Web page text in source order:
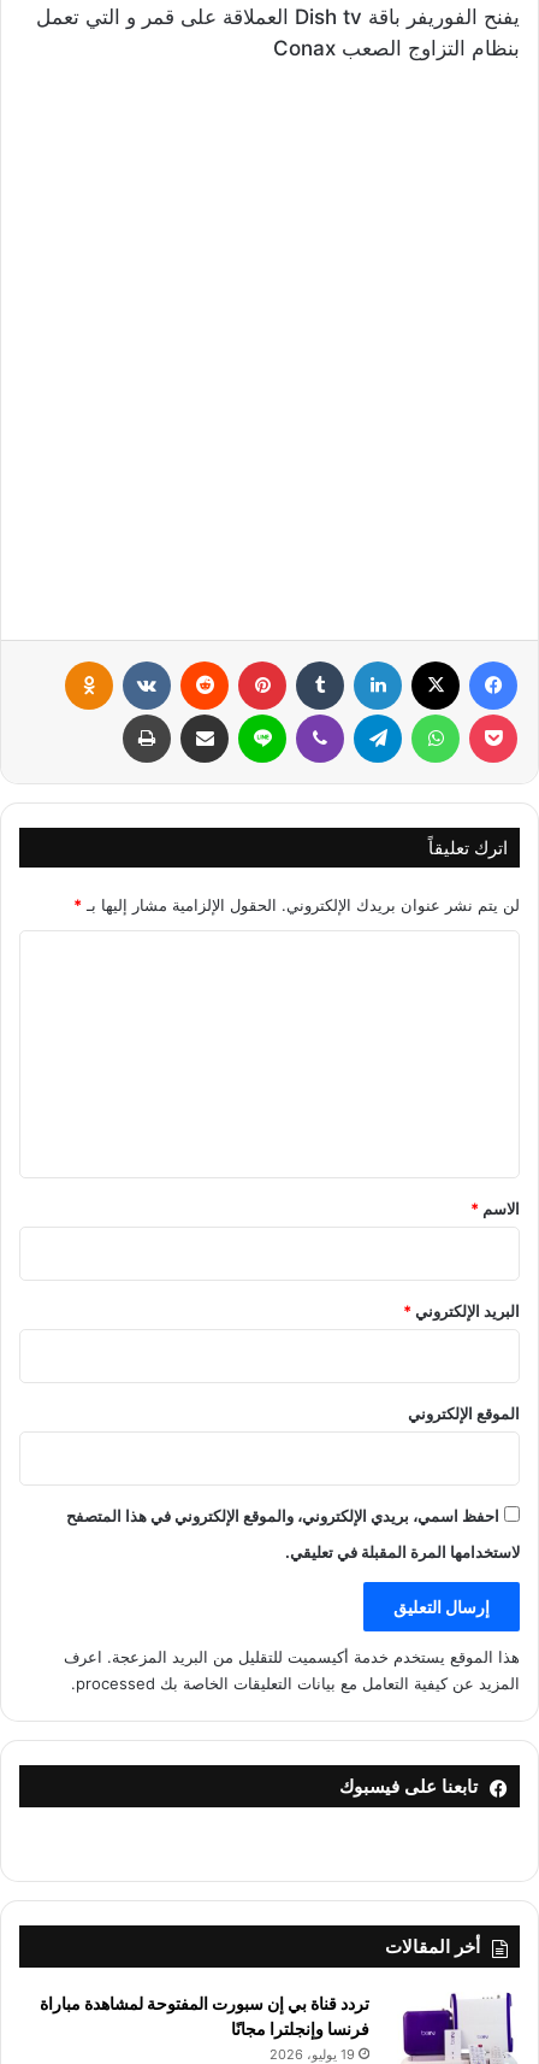
يفنح الفوريفر باقة Dish tv العملاقة على قمر و التي تعمل
بنظام التزاوج الصعب Conax
اترك تعليقاً
لن يتم نشر عنوان بريدك الإلكتروني. الحقول الإلزامية مشار إليها بـ *
*
الاسم *
البريد الإلكتروني*
الموقع الإلكتروني
احفظ اسمي، بريدي الإلكتروني، والموقع الإلكتروني في هذا المتصفح
لاستخدامها المرة المقبلة في تعليقي.
هذا الموقع يستخدم خدمة أكيسميت للتقليل من البريد المزعجة. اعرف
المزيد عن كيفية التعامل مع بيانات التعليقات الخاصة بك processed
.
تابعنا على فيسبوك
أخر المقالات
تردد قناة بي إن سبورت المفتوحة لمشاهدة مباراة
فرنسا وإنجلترا مجانًا
19 يوليو، 2026